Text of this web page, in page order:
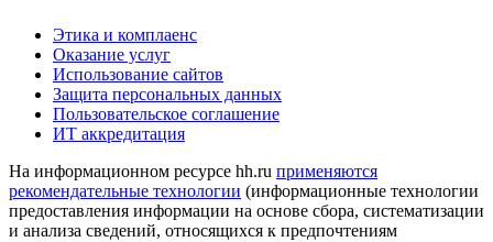
Этика и комплаенс
Оказание услуг
Использование сайтов
Защита персональных данных
Пользовательское соглашение
ИТ аккредитация
На информационном ресурсе hh.ru применяются
рекомендательные технологии (информационные технологии
предоставления информации на основе сбора, систематизации
и анализа сведений, относящихся к предпочтениям